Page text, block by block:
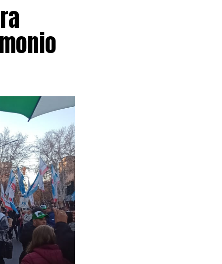
a la
de
Corte
de
el
un
en la
a edificios
caso de
de 48
cuando los
Bariloche,